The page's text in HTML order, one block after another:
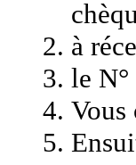
à
le
Vous